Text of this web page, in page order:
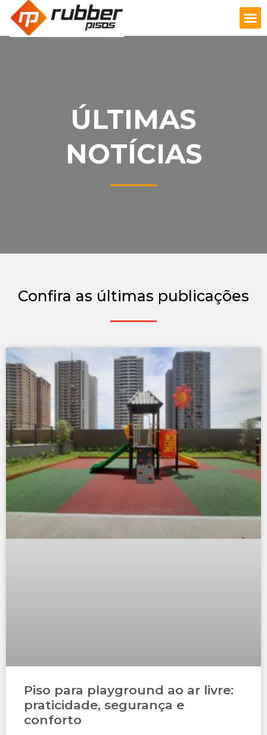
ÚLTIMAS
NOTÍCIAS
Confira as últimas publicações
Piso para playground ao ar livre:
praticidade, segurança e
conforto